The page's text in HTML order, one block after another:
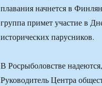
плавания начнется в
группа примет участие в
исторических парусников.
В Росрыболовстве
Руководитель Центра